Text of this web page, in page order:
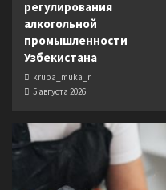
регулирования
алкогольной
промышленности
Узбекистана
krupa_muka_r
5 августа 2026